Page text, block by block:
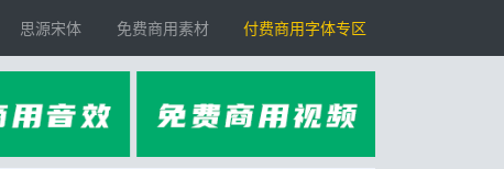
思源宋体 免费商用素材 付费商用字体专区